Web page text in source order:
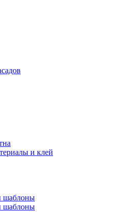
и клей
шаблоны
шаблоны